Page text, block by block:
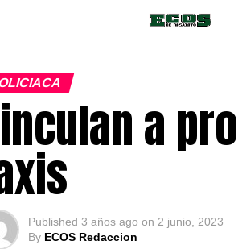
a
Published 3 años ago on 2 junio, 2023
By ECOS Redaccion